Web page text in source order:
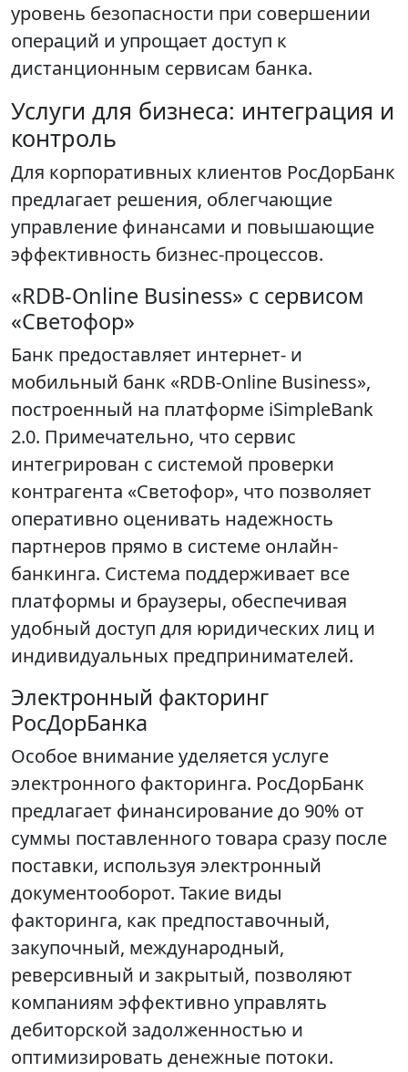
уровень безопасности при совершении
операций и упрощает доступ к
дистанционным сервисам банка.
Услуги для бизнеса: интеграция и
контроль
Для корпоративных клиентов РосДорБанк
предлагает решения, облегчающие
управление финансами и повышающие
эффективность бизнес-процессов.
«RDB-Online Business» с сервисом
«Светофор»
Банк предоставляет интернет- и
мобильный банк «RDB-Online Business»,
построенный на платформе iSimpleBank
2.0. Примечательно, что сервис
интегрирован с системой проверки
контрагента «Светофор», что позволяет
оперативно оценивать надежность
партнеров прямо в системе онлайн-
банкинга. Система поддерживает все
платформы и браузеры, обеспечивая
удобный доступ для юридических лиц и
индивидуальных предпринимателей.
Электронный факторинг
РосДорБанка
Особое внимание уделяется услуге
электронного факторинга. РосДорБанк
предлагает финансирование до 90% от
суммы поставленного товара сразу после
поставки, используя электронный
документооборот. Такие виды
факторинга, как предпоставочный,
закупочный, международный,
реверсивный и закрытый, позволяют
компаниям эффективно управлять
дебиторской задолженностью и
оптимизировать денежные потоки.